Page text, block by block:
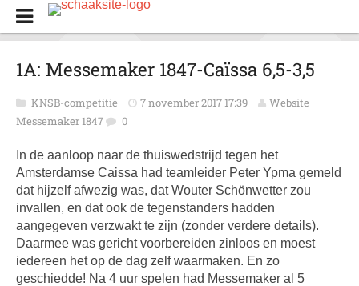
1A: Messemaker 1847-Caïssa 6,5-3,5
KNSB-competitie 7 november 2017 17:39
Website
Messemaker 1847
0
In de aanloop naar de thuiswedstrijd tegen het
Amsterdamse Caissa had teamleider Peter Ypma gemeld
dat hijzelf afwezig was, dat Wouter Schönwetter zou
invallen, en dat ook de tegenstanders hadden
aangegeven verzwakt te zijn (zonder verdere details).
Daarmee was gericht voorbereiden zinloos en moest
iedereen het op de dag zelf waarmaken. En zo
geschiedde! Na 4 uur spelen had Messemaker al 5